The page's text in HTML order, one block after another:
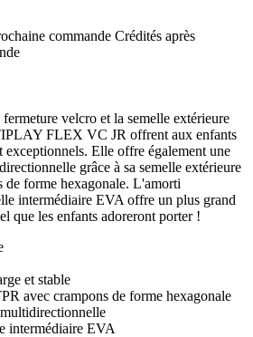
commande Crédités après
velcro et la semelle extérieure
FLEX VC JR offrent aux enfants
exceptionnels. Elle offre également une
grâce à sa semelle extérieure
de forme hexagonale. L'amorti
intermédiaire EVA offre un plus grand
que les enfants adoreront porter !
et stable
avec crampons de forme hexagonale
intermédiaire EVA